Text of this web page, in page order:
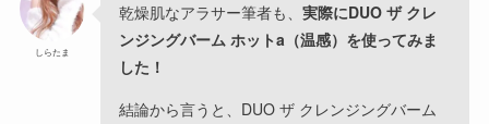
しらたま
乾燥肌なアラサー筆者も、実際にDUO ザ クレ
ンジングバーム ホットa（温感）を使ってみま
した！
結論から言うと、DUO ザ クレンジングバーム